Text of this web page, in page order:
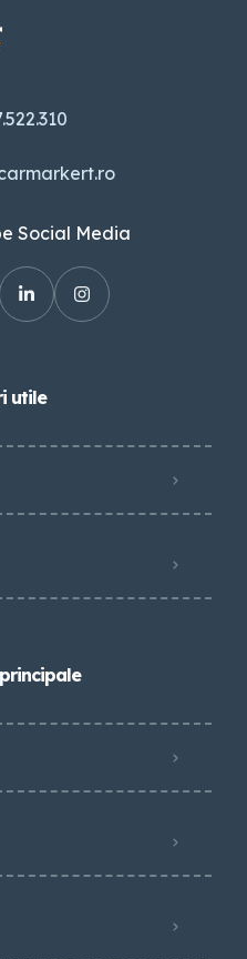
Social Media
utile